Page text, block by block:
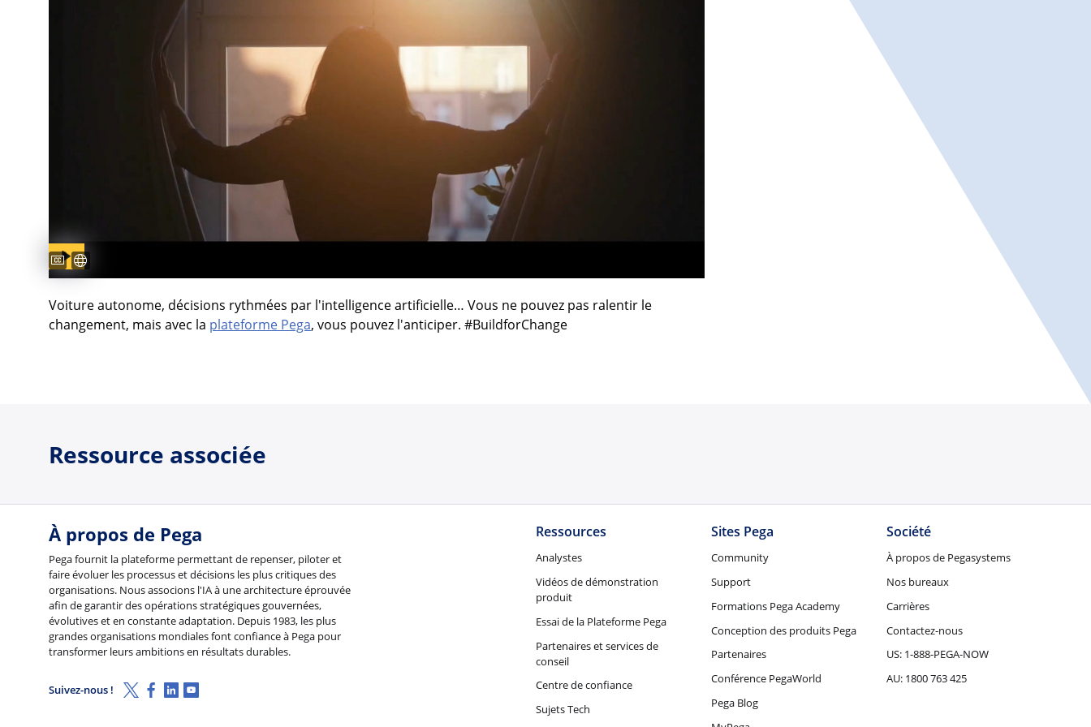
Sous-titres disponibles
Captions available
Voiture autonome, décisions rythmées par l'intelligence artificielle… Vous ne pouvez pas ralentir le
changement, mais avec la plateforme Pega, vous pouvez l'anticiper. #BuildforChange
Ressource associée
À propos de Pega
Pega fournit la plateforme permettant de repenser, piloter et
faire évoluer les processus et décisions les plus critiques des
organisations. Nous associons l'IA à une architecture éprouvée
afin de garantir des opérations stratégiques gouvernées,
évolutives et en constante adaptation. Depuis 1983, les plus
grandes organisations mondiales font confiance à Pega pour
transformer leurs ambitions en résultats durables.
Suivez-nous ! X (Twitter)
Facebook
Linkedin
Youtube
Ressources
Analystes
Vidéos de démonstration
produit
Essai de la Plateforme Pega
Partenaires et services de
conseil
Centre de confiance
Sujets Tech
Sites Pega
Community
Support
Formations Pega Academy
Conception des produits Pega
Partenaires
Conférence PegaWorld
Pega Blog
Société
À propos de Pegasystems
Nos bureaux
Carrières
Contactez-nous
US: 1-888-PEGA-NOW
AU: 1800 763 425